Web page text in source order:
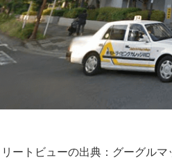
リートビューの出典：グーグルマ